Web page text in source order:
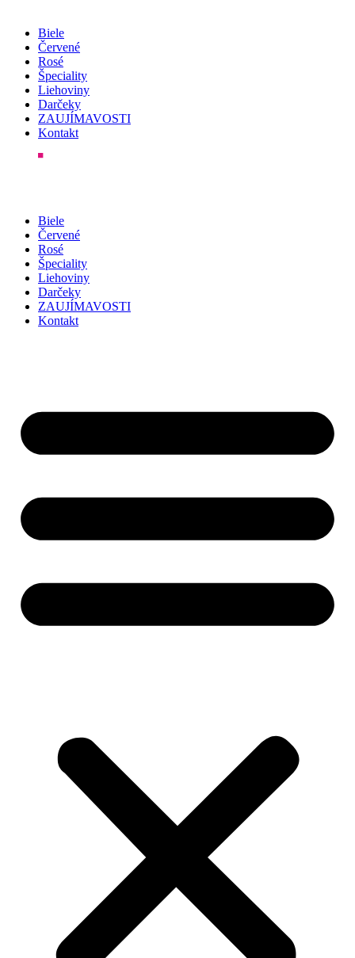
Biele
Červené
Rosé
Špeciality
Liehoviny
Darčeky
ZAUJÍMAVOSTI
Kontakt
Biele
Červené
Rosé
Špeciality
Liehoviny
Darčeky
ZAUJÍMAVOSTI
Kontakt